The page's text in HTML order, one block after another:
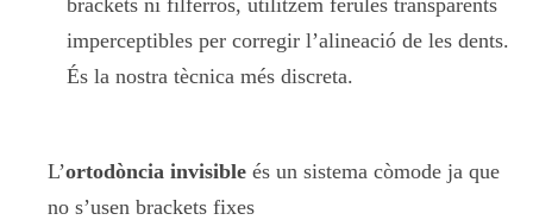
imperceptibles per corregir l’alineació de les dents.
És la nostra tècnica més discreta.
L’ortodòncia invisible és un sistema còmode ja que
no s’usen brackets fixes